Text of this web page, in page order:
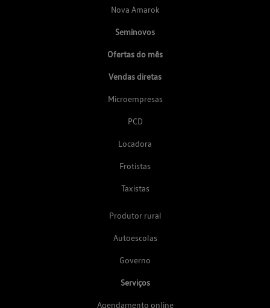
Nova Amarok
Seminovos
Ofertas do mês
Vendas diretas
Microempresas
PCD
Locadora
Frotistas
Taxistas
Produtor rural
Autoescolas
Governo
Serviços
Agendamento online